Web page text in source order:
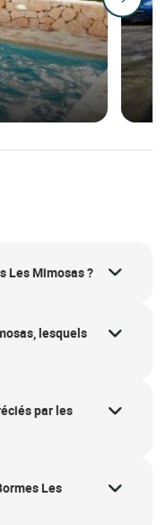
Les Mimosas ?
lesquels
par les
Les